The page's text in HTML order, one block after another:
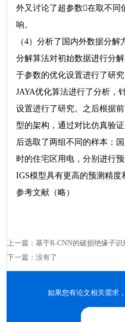
外又讨论了超参数在取不同
响。
（4）分析了国内外数据分
分解算法对初始数据进行分
于参数的优化设置进行了研
JAYA优化算法进行了分析，
设置进行了研究。之后根据
型的架构，通过对比仿真验
后选取了两组不同的样本：
时的住宅区用电，分别进行
IGS模型具有更高的预测精度
参考文献（略）
上一篇：基于R-CNN的破损绝缘子识
下一篇：没有了
如果您有论文相关需求